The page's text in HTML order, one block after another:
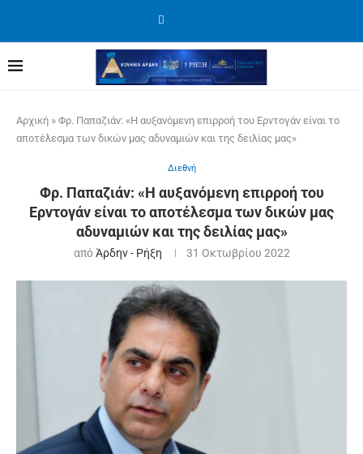
Αρχική » Φρ. Παπαζιάν: «Η αυξανόμενη επιρροή του Ερντογάν είναι το
αποτέλεσμα των δικών μας αδυναμιών και της δειλίας μας»
Διεθνή
Φρ. Παπαζιάν: «Η αυξανόμενη επιρροή του
Ερντογάν είναι το αποτέλεσμα των δικών μας
αδυναμιών και της δειλίας μας»
απόΆρδην - Ρήξη 31 Οκτωβρίου 2022